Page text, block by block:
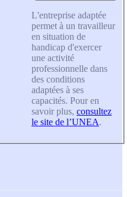
L'entreprise adaptée
permet à un travailleur
en situation de
handicap d'exercer
une activité
professionnelle dans
des conditions
adaptées à ses
capacités. Pour en
savoir plus, consultez
le site de l’UNEA.